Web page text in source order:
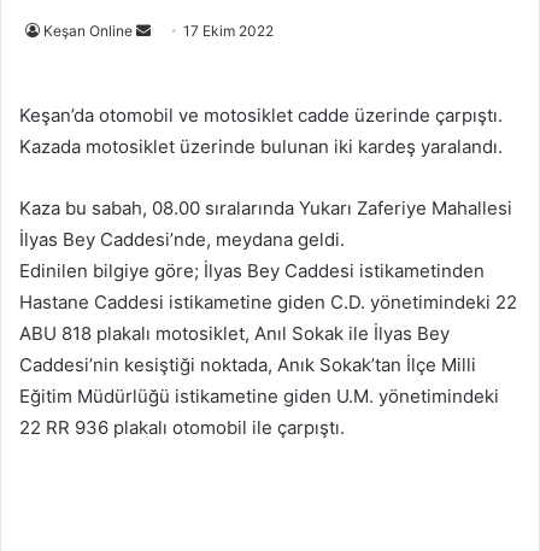
Keşan Online
Bir
göndermek
17 Ekim 2022
Keşan’da otomobil ve motosiklet cadde üzerinde çarpıştı.
Kazada motosiklet üzerinde bulunan iki kardeş yaralandı.
Kaza bu sabah, 08.00 sıralarında Yukarı Zaferiye Mahallesi
İlyas Bey Caddesi’nde, meydana geldi.
Edinilen bilgiye göre; İlyas Bey Caddesi istikametinden
Hastane Caddesi istikametine giden C.D. yönetimindeki 22
ABU 818 plakalı motosiklet, Anıl Sokak ile İlyas Bey
Caddesi’nin kesiştiği noktada, Anık Sokak’tan İlçe Milli
Eğitim Müdürlüğü istikametine giden U.M. yönetimindeki
22 RR 936 plakalı otomobil ile çarpıştı.